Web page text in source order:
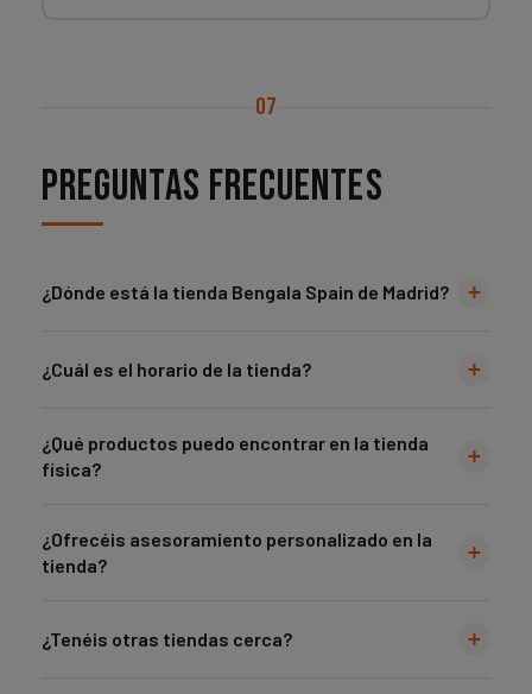
07
Preguntas frecuentes
¿Dónde está la tienda Bengala Spain de Madrid? +
¿Cuál es el horario de la tienda? +
¿Qué productos puedo encontrar en la tienda
física?
+
¿Ofrecéis asesoramiento personalizado en la
tienda?
+
¿Tenéis otras tiendas cerca? +